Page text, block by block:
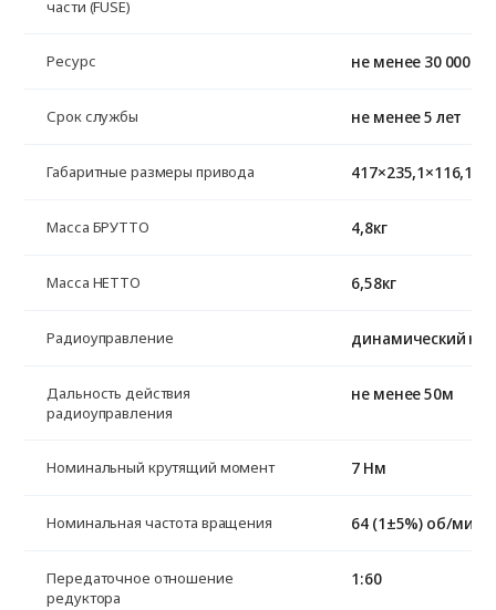
части (FUSE)
Ресурс не менее 30 000
Срок службы не менее 5 лет
Габаритные размеры привода 417×235,1×116,1
Масса БРУТТО 4,8кг
Масса НЕТТО 6,58кг
Радиоуправление динамический
Дальность действия
радиоуправления
не менее 50м
Номинальный крутящий момент 7 Нм
Номинальная частота вращения 64 (1±5%) об/мин
Передаточное отношение
редуктора
1:60